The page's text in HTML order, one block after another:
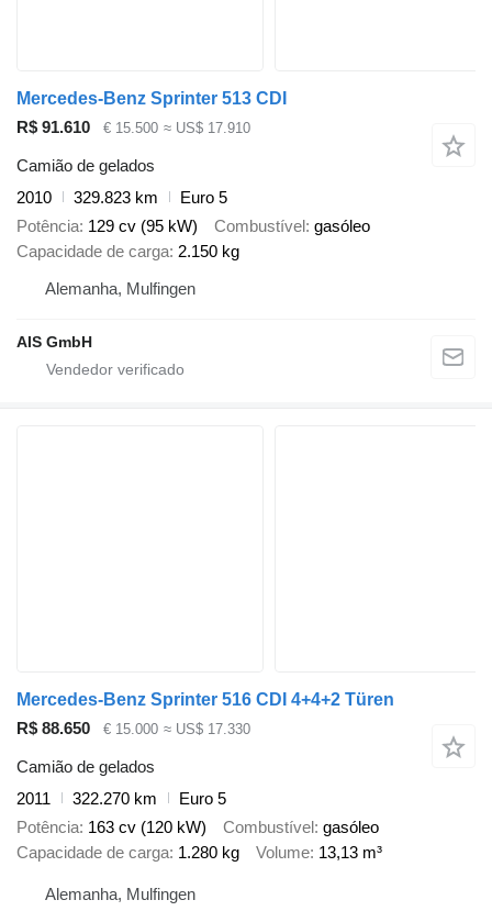
Mercedes-Benz Sprinter 513 CDI
R$ 91.610
€ 15.500 ≈ US$ 17.910
Camião de gelados
2010
329.823 km
Euro 5
Potência 129 cv (95 kW) Combustível gasóleo
Capacidade de carga 2.150 kg
Alemanha, Mulfingen
AIS GmbH
Mercedes-Benz Sprinter 516 CDI 4+4+2 Türen
R$ 88.650
€ 15.000 ≈ US$ 17.330
Camião de gelados
2011
322.270 km
Euro 5
Potência 163 cv (120 kW) Combustível gasóleo
Capacidade de carga 1.280 kg Volume 13,13 m³
Alemanha, Mulfingen